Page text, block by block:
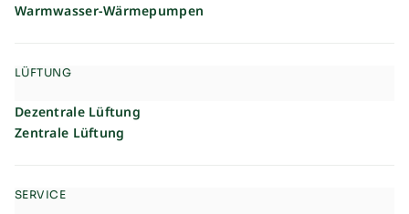
Warmwasser-Wärmepumpen
LÜFTUNG
Dezentrale Lüftung
Zentrale Lüftung
SERVICE